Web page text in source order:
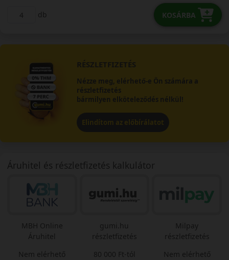
db KOSÁRBA
RÉSZLETFIZETÉS
Nézze meg, elérhető-e Ön számára a
részletfizetés
bármilyen elköteleződés nélkül!
Elindítom az előbírálatot
Áruhitel és részletfizetés kalkulátor
MBH Online
Áruhitel
Nem elérhető
gumi.hu
részletfizetés
80 000 Ft-tól
Milpay
részletfizetés
Nem elérhető